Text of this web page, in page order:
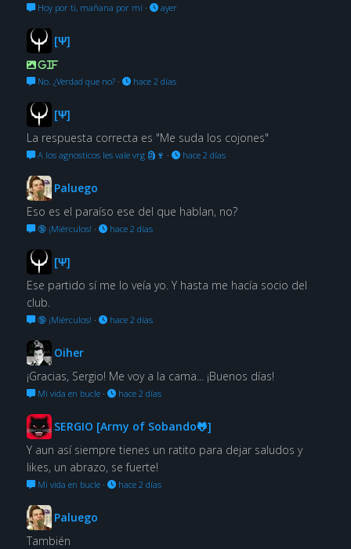
Hoy por ti, mañana por mí· ayer
[Ψ]
GIF
No. ¿Verdad que no?· hace 2 días
[Ψ]
La respuesta correcta es "Me suda los cojones"
A los agnosticos les vale vrg 🗿🍷 · hace 2 días
Paluego
Eso es el paraíso ese del que hablan, no?
🔞 ¡Miérculos! · hace 2 días
[Ψ]
Ese partido sí me lo veía yo. Y hasta me hacía socio del
club.
🔞 ¡Miérculos! · hace 2 días
Oiher
¡Gracias, Sergio! Me voy a la cama... ¡Buenos días!
Mi vida en bucle· hace 2 días
SERGIO [Army of Sobando🐸]
Y aun así siempre tienes un ratito para dejar saludos y
likes, un abrazo, se fuerte!
Mi vida en bucle· hace 2 días
Paluego
También